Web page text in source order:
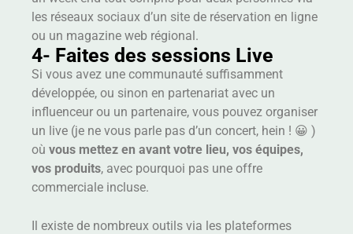
les réseaux sociaux d’un site de réservation en ligne
ou un magazine web régional.
4- Faites des sessions Live
Si vous avez une communauté suffisamment
développée, ou sinon en partenariat avec un
influenceur ou un partenaire, vous pouvez organiser
un live (je ne vous parle pas d’un concert, hein ! 😀 )
où vous mettez en avant votre lieu, vos équipes,
vos produits, avec pourquoi pas une offre
commerciale incluse.
Il existe de nombreux outils via les plateformes